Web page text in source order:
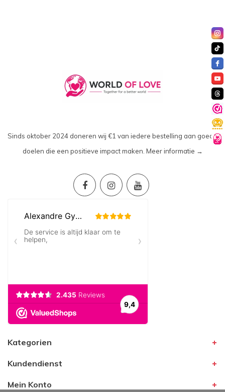
Sinds oktober 2024 doneren wij €1 van iedere bestelling aan goede
doelen die een positieve impact maken. Meer informatie →
Kategorien
Kundendienst
Mein Konto